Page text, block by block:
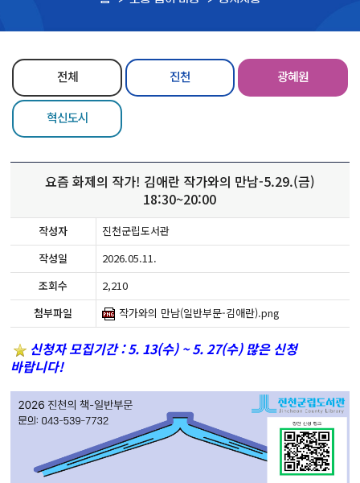
전체 진천 광혜원
혁신도시
요즘 화제의 작가! 김애란 작가와의 만남-5.29.(금)
18:30~20:00
작성자
진천군립도서관
작성일
2026.05.11.
조회수
2,210
첨부파일
작가와의 만남(일반부문-김애란).png
신청자 모집기간 : 5. 13(수) ~ 5. 27(수) 많은 신청
바랍니다!